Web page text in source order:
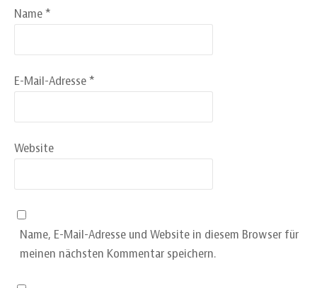
Name *
E-Mail-Adresse *
Website
Name, E-Mail-Adresse und Website in diesem Browser für
meinen nächsten Kommentar speichern.